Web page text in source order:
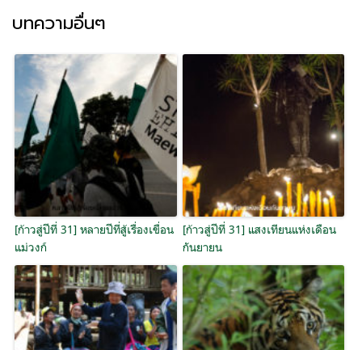
บทความอื่นๆ
[ก้าวสู่ปีที่ 31] หลายปีที่สู้เรื่องเขื่อน
แม่วงก์
[ก้าวสู่ปีที่ 31] แสงเทียนแห่งเดือน
กันยายน